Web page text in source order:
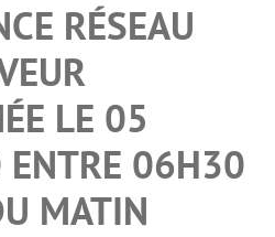
RÉSEAU
LE 05
06H30
MATIN